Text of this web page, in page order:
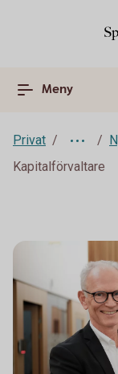
Meny
Privat
Kapitalförvaltare